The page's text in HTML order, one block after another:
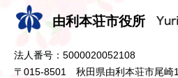
由利本荘市役所
法人番号：5000020052108
〒015-8501 秋田県由利本荘市尾崎